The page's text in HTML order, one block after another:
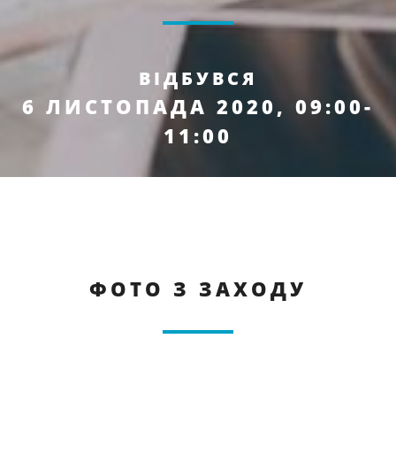
ВІДБУВСЯ
6 ЛИСТОПАДА 2020, 09:00-
11:00
ФОТО З ЗАХОДУ